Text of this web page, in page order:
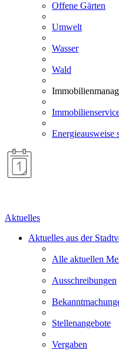
Offene Gärten
Umwelt
Wasser
Wald
Energieausweise
Aktuelles
Aktuelles aus der
Alle aktuellen
Ausschreibungen
Stellenangebote
Vergaben